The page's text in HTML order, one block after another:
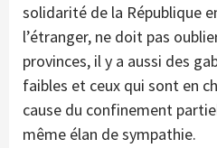
solidarité de la République
l’étranger, ne doit pas
provinces, il y a aussi des
faibles et ceux qui sont en
cause du confinement
même élan de sympathie.